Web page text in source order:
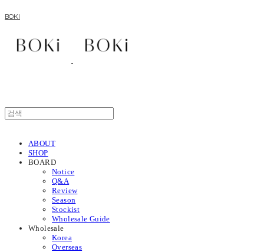
BOKI
ABOUT
SHOP
BOARD
Notice
Q&A
Review
Season
Stockist
Wholesale Guide
Wholesale
Korea
Overseas